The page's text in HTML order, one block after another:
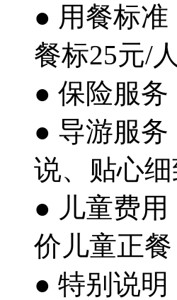
● 用餐标
餐标25元/
● 保险服
● 导游服
说、贴心
● 儿童费
价儿童正餐
● 特别说明